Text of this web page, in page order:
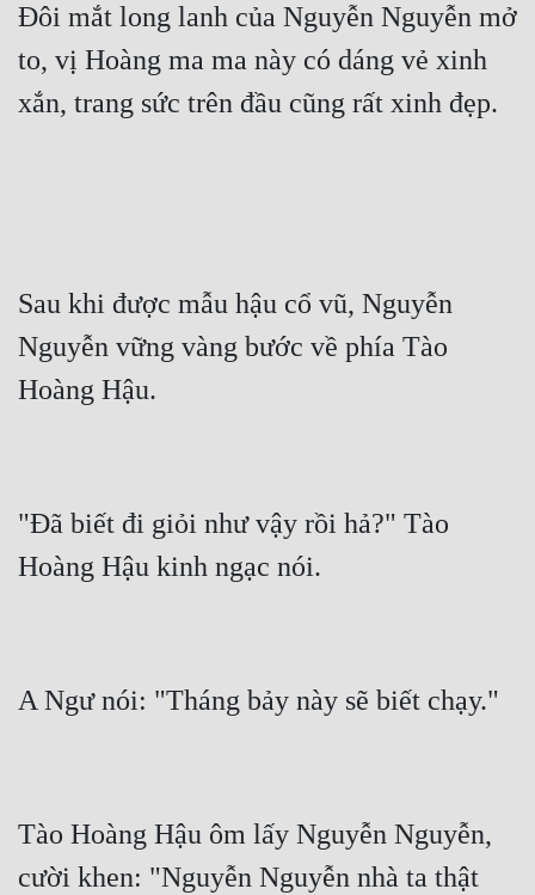
Đôi mắt long lanh của Nguyễn Nguyễn mở
to, vị Hoàng ma ma này có dáng vẻ xinh
xắn, trang sức trên đầu cũng rất xinh đẹp.
Sau khi được mẫu hậu cổ vũ, Nguyễn
Nguyễn vững vàng bước về phía Tào
Hoàng Hậu.
"Đã biết đi giỏi như vậy rồi hả?" Tào
Hoàng Hậu kinh ngạc nói.
A Ngư nói: "Tháng bảy này sẽ biết chạy."
Tào Hoàng Hậu ôm lấy Nguyễn Nguyễn,
cười khen: "Nguyễn Nguyễn nhà ta thật